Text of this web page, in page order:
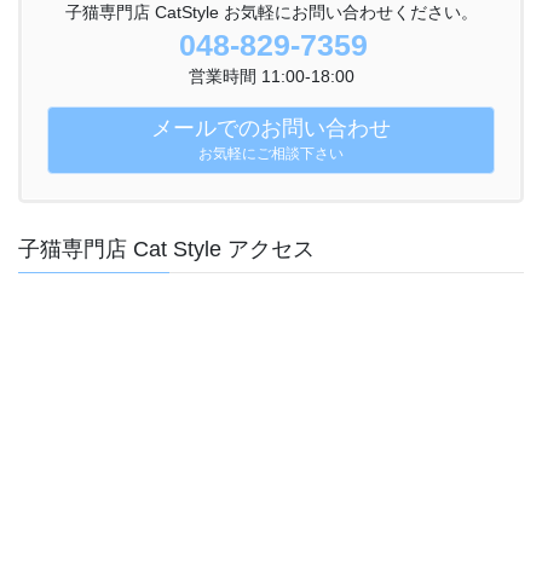
子猫専門店 CatStyle お気軽にお問い合わせください。
048-829-7359
営業時間 11:00-18:00
メールでのお問い合わせ
お気軽にご相談下さい
子猫専門店 Cat Style アクセス